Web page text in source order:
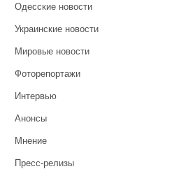
Одесские новости
Украинские новости
Мировые новости
Фоторепортажи
Интервью
Анонсы
Мнение
Пресс-релизы